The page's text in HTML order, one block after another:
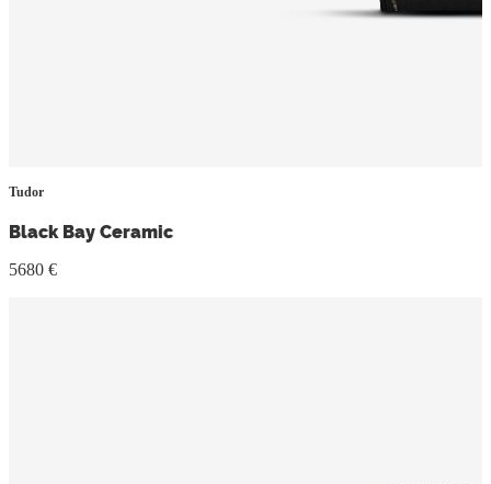
Tudor
Black Bay Ceramic
5680 €